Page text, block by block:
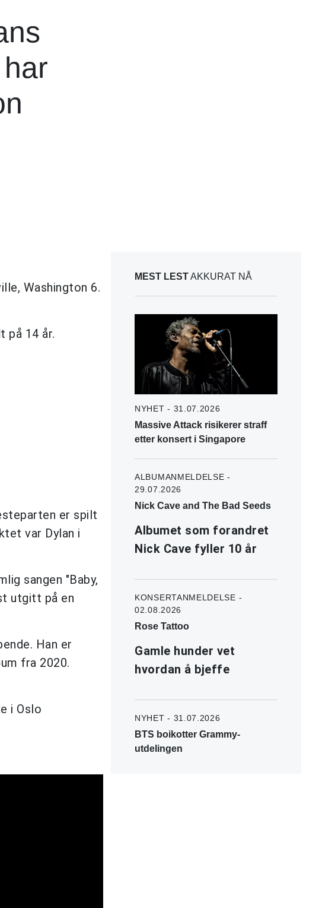
Washington 6.
på 14 år.
er spilt
var Dylan i
sangen "Baby,
utgitt på en
Han er
fra 2020.
i Oslo
MEST LESTAKKURAT NÅ
NYHET - 31.07.2026
Massive Attack risikerer straff
etter konsert i Singapore
ALBUMANMELDELSE -
29.07.2026
Nick Cave and The Bad Seeds
Albumet som forandret
Nick Cave fyller 10 år
KONSERTANMELDELSE -
02.08.2026
Rose Tattoo
Gamle hunder vet
hvordan å bjeffe
NYHET - 31.07.2026
BTS boikotter Grammy-
utdelingen